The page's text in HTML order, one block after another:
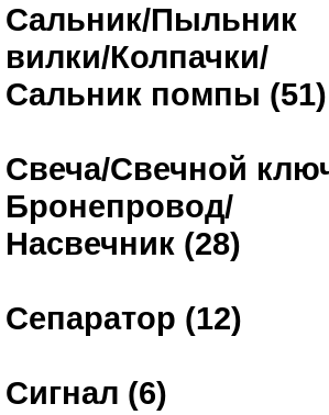
Сальник/Пыльник
вилки/Колпачки/
Сальник помпы (51)
Свеча/Свечной
Бронепровод/
Насвечник (28)
Сепаратор (12)
Сигнал (6)